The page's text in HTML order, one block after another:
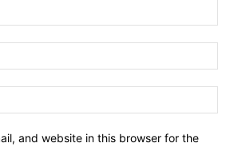
and website in this browser for the